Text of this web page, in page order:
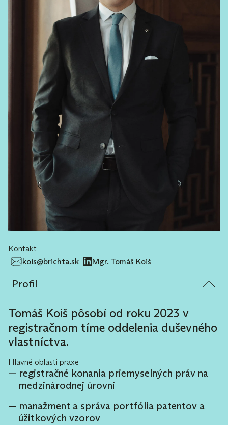
Kontakt
kois@brichta.sk
Mgr. Tomáš Koiš
Profil
Tomáš Koiš pôsobí od roku 2023 v
registračnom tíme oddelenia duševného
vlastníctva.
Hlavné oblasti praxe
registračné konania priemyselných práv na
medzinárodnej úrovni
manažment a správa portfólia patentov a
úžitkových vzorov